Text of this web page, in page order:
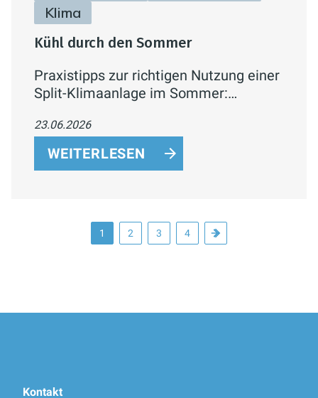
Klima
Kühl durch den Sommer
Praxistipps zur richtigen Nutzung einer
Split-Klimaanlage im Sommer:
Lüftungsverhalten und Effizienzklassen
einfach erklärt.
23.06.2026
WEITERLESEN
1 2 3 4
Kontakt